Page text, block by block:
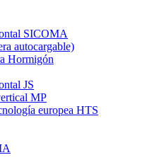
SICOMA
autocargable)
Hormigón
JS
MP
europea HTS